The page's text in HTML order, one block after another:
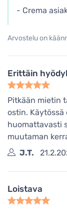
- Crema
Arvostelu on
Erittäin
Pitkään mietin
ostin.
huomattavasti
muutaman
J.T.
Loistava